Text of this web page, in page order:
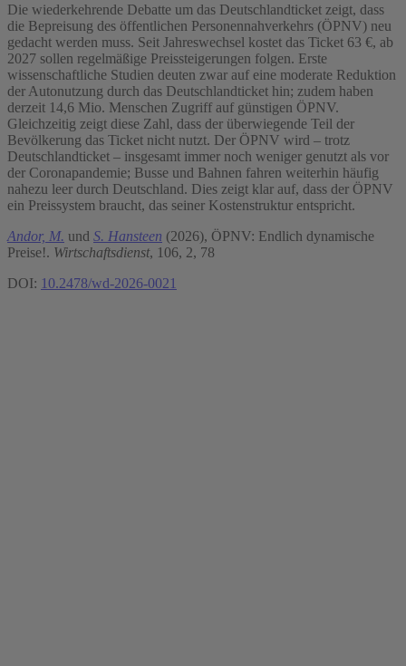
Die wiederkehrende Debatte um das Deutschlandticket zeigt, dass
die Bepreisung des öffentlichen Personennahverkehrs (ÖPNV) neu
gedacht werden muss. Seit Jahreswechsel kostet das Ticket 63 €, ab
2027 sollen regelmäßige Preissteigerungen folgen. Erste
wissenschaftliche Studien deuten zwar auf eine moderate Reduktion
der Autonutzung durch das Deutschlandticket hin; zudem haben
derzeit 14,6 Mio. Menschen Zugriff auf günstigen ÖPNV.
Gleichzeitig zeigt diese Zahl, dass der überwiegende Teil der
Bevölkerung das Ticket nicht nutzt. Der ÖPNV wird – trotz
Deutschlandticket – insgesamt immer noch weniger genutzt als vor
der Coronapandemie; Busse und Bahnen fahren weiterhin häufig
nahezu leer durch Deutschland. Dies zeigt klar auf, dass der ÖPNV
ein Preissystem braucht, das seiner Kostenstruktur entspricht.
Andor, M. und S. Hansteen (2026), ÖPNV: Endlich dynamische
Preise!. Wirtschaftsdienst, 106, 2, 78
DOI: 10.2478/wd-2026-0021